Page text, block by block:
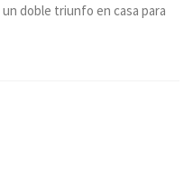
un doble triunfo en casa para